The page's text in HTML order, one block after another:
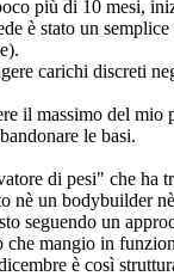
più di 10 mesi,
è stato un
carichi discreti
il massimo del
le basi.
di pesi" che
un bodybuilder
seguendo un
mangio in
è così